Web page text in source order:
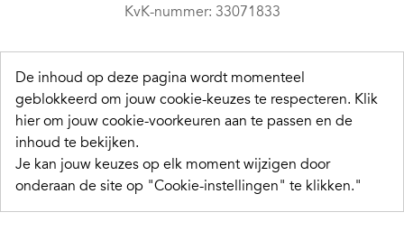
KvK-nummer: 33071833
De inhoud op deze pagina wordt momenteel
geblokkeerd om jouw cookie-keuzes te respecteren. Klik
hier om jouw cookie-voorkeuren aan te passen en de
inhoud te bekijken.
Je kan jouw keuzes op elk moment wijzigen door
onderaan de site op "Cookie-instellingen" te klikken."